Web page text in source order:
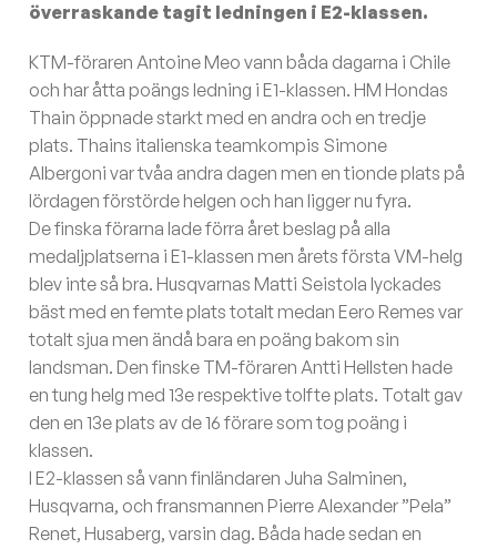
överraskande tagit ledningen i E2-klassen.
KTM-föraren Antoine Meo vann båda dagarna i Chile
och har åtta poängs ledning i E1-klassen. HM Hondas
Thain öppnade starkt med en andra och en tredje
plats. Thains italienska teamkompis Simone
Albergoni var tvåa andra dagen men en tionde plats på
lördagen förstörde helgen och han ligger nu fyra.
De finska förarna lade förra året beslag på alla
medaljplatserna i E1-klassen men årets första VM-helg
blev inte så bra. Husqvarnas Matti Seistola lyckades
bäst med en femte plats totalt medan Eero Remes var
totalt sjua men ändå bara en poäng bakom sin
landsman. Den finske TM-föraren Antti Hellsten hade
en tung helg med 13e respektive tolfte plats. Totalt gav
den en 13e plats av de 16 förare som tog poäng i
klassen.
I E2-klassen så vann finländaren Juha Salminen,
Husqvarna, och fransmannen Pierre Alexander ”Pela”
Renet, Husaberg, varsin dag. Båda hade sedan en